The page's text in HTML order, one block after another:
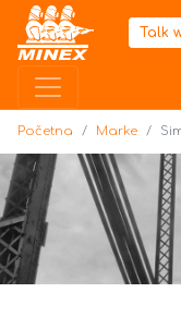
Talk
Početna Marke